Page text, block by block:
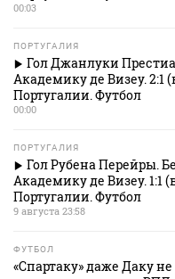
00:03
ПОРТУГАЛИЯ
Гол Джанлуки
Академику де Визеу. 2:1
Португалии. Футбол
00:00
ПОРТУГАЛИЯ
Гол Рубена Перейры.
Академику де Визеу. 1:1
Португалии. Футбол
9 августа 23:58
ФУТБОЛ
«Спартаку» даже Даку